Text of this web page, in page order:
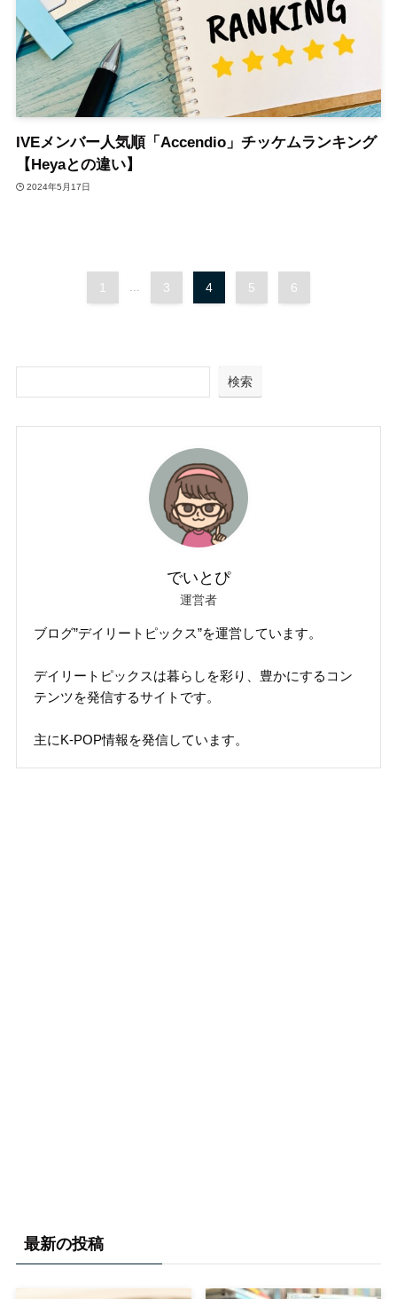
IVEメンバー人気順「Accendio」チッケムランキング
【Heyaとの違い】
2024年5月17日
1 ... 3 4 5 6
検索
でいとぴ
運営者
ブログ”デイリートピックス”を運営しています。
デイリートピックスは暮らしを彩り、豊かにするコン
テンツを発信するサイトです。
主にK-POP情報を発信しています。
最新の投稿